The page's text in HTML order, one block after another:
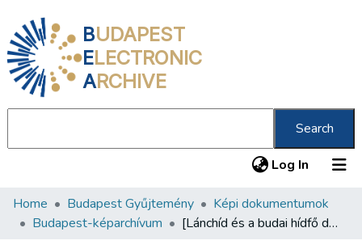
BUDAPEST
ELECTRONIC
ARCHIVE
Search
Log In (current)
Communities & Collections
Home Budapest Gyűjtemény
Képi dokumentumok
Budapest-képarchívum
[Lánchíd és a budai hídfő déli oldalának parkja]